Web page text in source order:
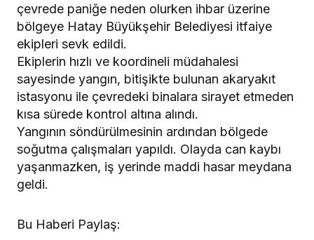
çevrede paniğe neden olurken ihbar üzerine
bölgeye Hatay Büyükşehir Belediyesi itfaiye
ekipleri sevk edildi.
Ekiplerin hızlı ve koordineli müdahalesi
sayesinde yangın, bitişikte bulunan akaryakıt
istasyonu ile çevredeki binalara sirayet etmeden
kısa sürede kontrol altına alındı.
Yangının söndürülmesinin ardından bölgede
soğutma çalışmaları yapıldı. Olayda can kaybı
yaşanmazken, iş yerinde maddi hasar meydana
geldi.
Bu Haberi Paylaş: